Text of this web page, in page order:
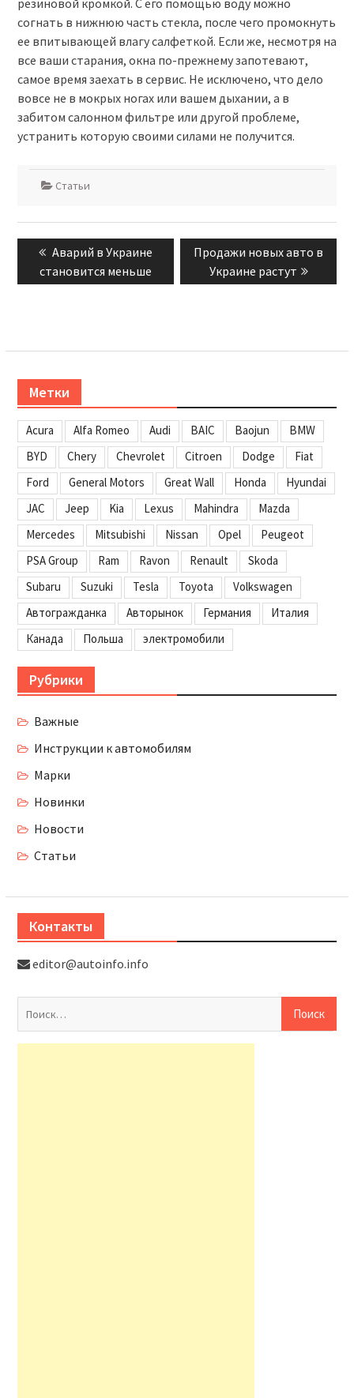
резиновой кромкой. С его помощью воду можно
согнать в нижнюю часть стекла, после чего промокнуть
ее впитывающей влагу салфеткой. Если же, несмотря на
все ваши старания, окна по-прежнему запотевают,
самое время заехать в сервис. Не исключено, что дело
вовсе не в мокрых ногах или вашем дыхании, а в
забитом салонном фильтре или другой проблеме,
устранить которую своими силами не получится.
Статьи
Навигация
записям
Previous
post:
Аварий в Украине
становится меньше
Next
post:
Продажи новых авто в
Украине растут
Метки
Acura Alfa Romeo Audi BAIC Baojun
BMW
BYD
Chery Chevrolet Citroen Dodge
Fiat
Ford
General Motors Great Wall Honda
Hyundai
JAC
Jeep Kia Lexus Mahindra
Mazda
Mercedes
Mitsubishi Nissan Opel
Peugeot
PSA Group
Ram Ravon Renault
Skoda
Subaru
Suzuki Tesla Toyota
Volkswagen
Автогражданка
Авторынок Германия
Италия
Канада
Польша электромобили
Рубрики
Важные
Инструкции к автомобилям
Марки
Новинки
Новости
Статьи
Контакты
editor@autoinfo.info